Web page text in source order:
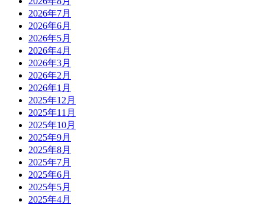
2026年7月
2026年6月
2026年5月
2026年4月
2026年3月
2026年2月
2026年1月
2025年12月
2025年11月
2025年10月
2025年9月
2025年8月
2025年7月
2025年6月
2025年5月
2025年4月